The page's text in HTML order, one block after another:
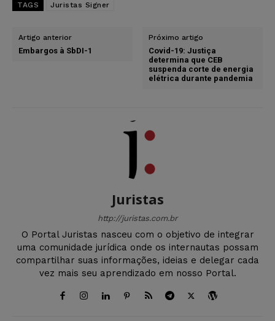
TAGS Juristas Signer
Artigo anterior
Embargos à SbDI-1
Próximo artigo
Covid-19: Justiça
determina que CEB
suspenda corte de energia
elétrica durante pandemia
Juristas
http://juristas.com.br
O Portal Juristas nasceu com o objetivo de integrar
uma comunidade jurídica onde os internautas possam
compartilhar suas informações, ideias e delegar cada
vez mais seu aprendizado em nosso Portal.